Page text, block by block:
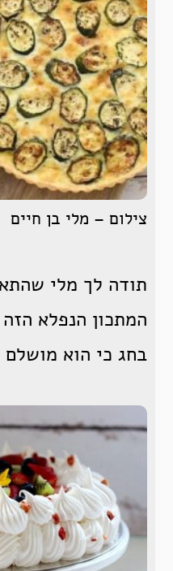
צילום – מלי בן חיים
תודה לך מלי
המתכון הנפלא
בחג כי הוא מושלם